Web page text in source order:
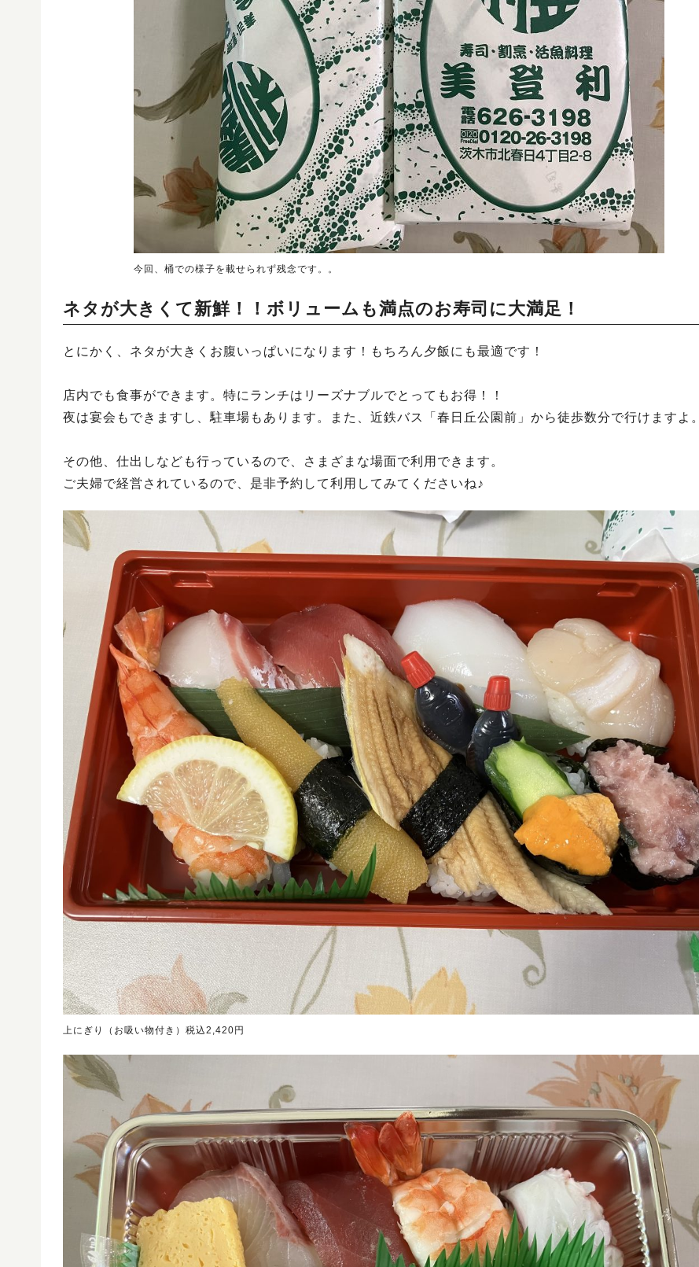
今回、桶での様子を載せられず残念です。。
ネタが大きくて新鮮！！ボリュームも満点のお寿司に大満足！
とにかく、ネタが大きくお腹いっぱいになります！もちろん夕飯にも最適です！
店内でも食事ができます。特にランチはリーズナブルでとってもお得！！
夜は宴会もできますし、駐車場もあります。また、近鉄バス「春日丘公園前」から徒歩数分で行けますよ。
その他、仕出しなども行っているので、さまざまな場面で利用できます。
ご夫婦で経営されているので、是非予約して利用してみてくださいね♪
上にぎり（お吸い物付き）税込2,420円